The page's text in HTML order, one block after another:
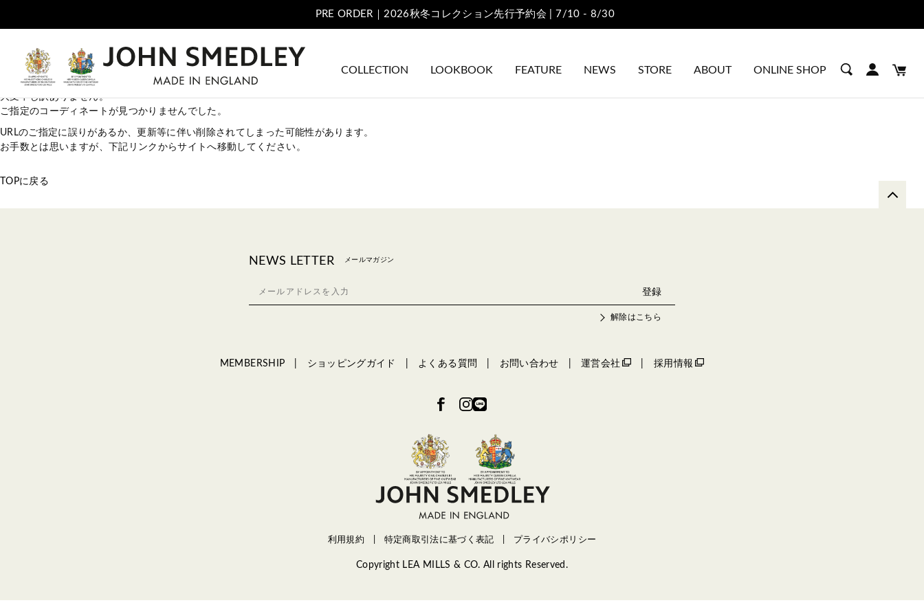
PRE ORDER｜2026秋冬コレクション先行予約会 | 7/10 - 8/30
COLLECTION LOOKBOOK FEATURE NEWS STORE ABOUT ONLINE SHOP
大変申し訳ありません。
ご指定のコーディネートが見つかりませんでした。
URLのご指定に誤りがあるか、更新等に伴い削除されてしまった可能性があります。
お手数とは思いますが、下記リンクからサイトへ移動してください。
TOPに戻る
NEWS LETTER メールマガジン
解除はこちら
MEMBERSHIP ショッピングガイド よくある質問 お問い合わせ 運営会社 採用情報
利用規約 特定商取引法に基づく表記 プライバシポリシー
Copyright LEA MILLS & CO. All rights Reserved.